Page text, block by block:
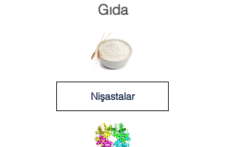
Gıda
Nişastalar